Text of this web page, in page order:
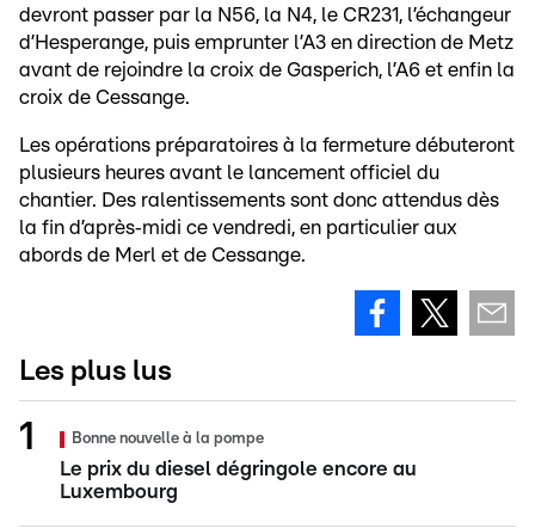
devront passer par la N56, la N4, le CR231, l’échangeur
d’Hesperange, puis emprunter l’A3 en direction de Metz
avant de rejoindre la croix de Gasperich, l’A6 et enfin la
croix de Cessange.
Les opérations préparatoires à la fermeture débuteront
plusieurs heures avant le lancement officiel du
chantier. Des ralentissements sont donc attendus dès
la fin d’après‑midi ce vendredi, en particulier aux
abords de Merl et de Cessange.
Les plus lus
Bonne nouvelle à la pompe
Le prix du diesel dégringole encore au
Luxembourg